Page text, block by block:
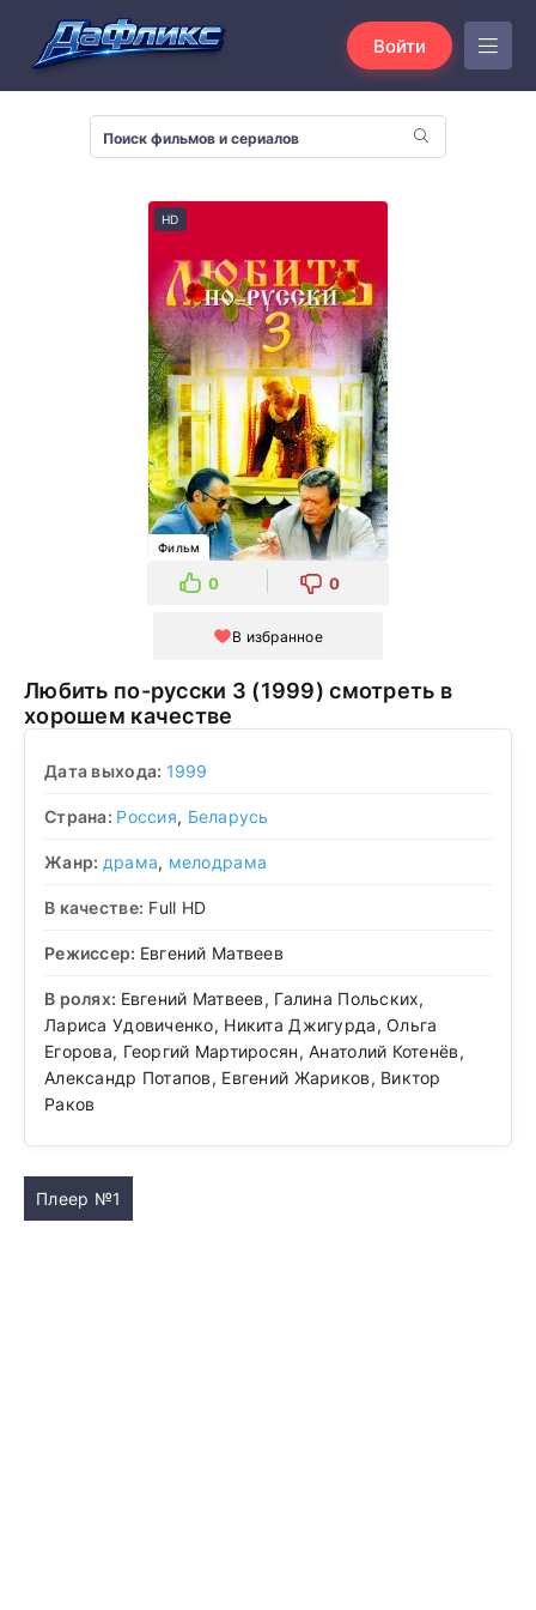
Войти
HD
Фильм
0 0
В избранное
Любить по-русски 3 (1999) смотреть в
хорошем качестве
Дата выхода: 1999
Страна: Россия, Беларусь
Жанр: драма, мелодрама
В качестве: Full HD
Режиссер: Евгений Матвеев
В ролях: Евгений Матвеев, Галина Польских,
Лариса Удовиченко, Никита Джигурда, Ольга
Егорова, Георгий Мартиросян, Анатолий Котенёв,
Александр Потапов, Евгений Жариков, Виктор
Раков
Плеер №1